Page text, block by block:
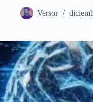
Versor